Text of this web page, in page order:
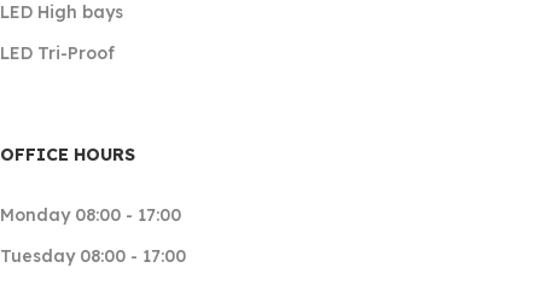
LED High bays
LED Tri-Proof
OFFICE HOURS
Monday 08:00 - 17:00
Tuesday 08:00 - 17:00